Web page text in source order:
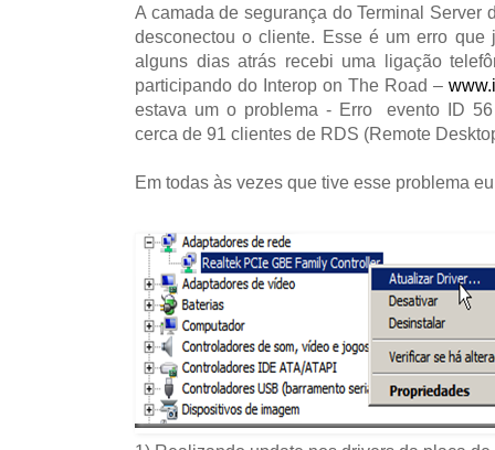
A camada de segurança do Terminal Server
desconectou o cliente. Esse é um erro que
alguns dias atrás recebi uma ligação
participando do Interop on The Road –
estava um o problema - Erro evento ID
cerca de 91 clientes de RDS (Remote
Em todas às vezes que tive esse problema